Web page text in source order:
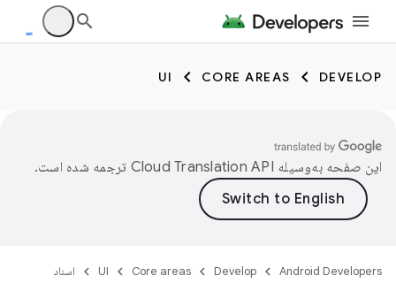
DEVELOP
CORE AREAS
UI
این صفحه به‌وسیله ترجمه شده است.
Android Developers
Develop
Core areas
UI اسناد